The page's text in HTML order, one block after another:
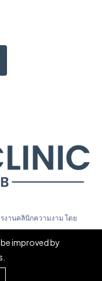
งานคลินิกความงาม โดย
improved by